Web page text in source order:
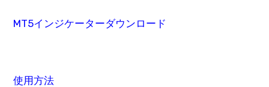
MT5インジケーターダウンロード
使用方法